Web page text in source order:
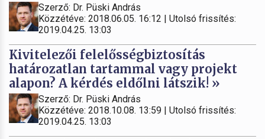
Szerző: Dr. Püski András
Közzétéve: 2018.06.05. 16:12 | Utolsó frissítés:
2019.04.25. 13:03
Kivitelezői felelősségbiztosítás
határozatlan tartammal vagy projekt
alapon? A kérdés eldőlni látszik! »
Szerző: Dr. Püski András
Közzétéve: 2018.10.08. 13:59 | Utolsó frissítés:
2019.04.25. 13:03